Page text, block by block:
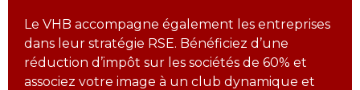
Le VHB accompagne également les entreprises
dans leur stratégie RSE. Bénéficiez d’une
réduction d’impôt sur les sociétés de 60% et
associez votre image à un club dynamique et